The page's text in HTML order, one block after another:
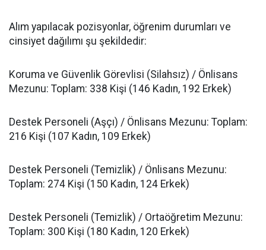
Alım yapılacak pozisyonlar, öğrenim durumları ve
cinsiyet dağılımı şu şekildedir:
Koruma ve Güvenlik Görevlisi (Silahsız) / Önlisans
Mezunu: Toplam: 338 Kişi (146 Kadın, 192 Erkek)
Destek Personeli (Aşçı) / Önlisans Mezunu: Toplam:
216 Kişi (107 Kadın, 109 Erkek)
Destek Personeli (Temizlik) / Önlisans Mezunu:
Toplam: 274 Kişi (150 Kadın, 124 Erkek)
Destek Personeli (Temizlik) / Ortaöğretim Mezunu:
Toplam: 300 Kişi (180 Kadın, 120 Erkek)